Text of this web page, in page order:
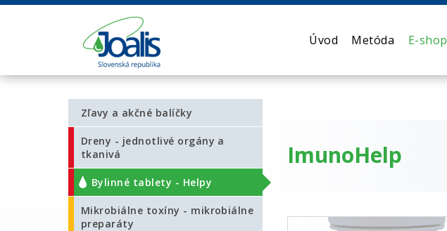
Úvod Metóda E-shop
ImunoHelp
Zľavy a akčné balíčky
Dreny - jednotlivé orgány a
tkanivá
Bylinné tablety - Helpy
Mikrobiálne toxíny - mikrobiálne
preparáty